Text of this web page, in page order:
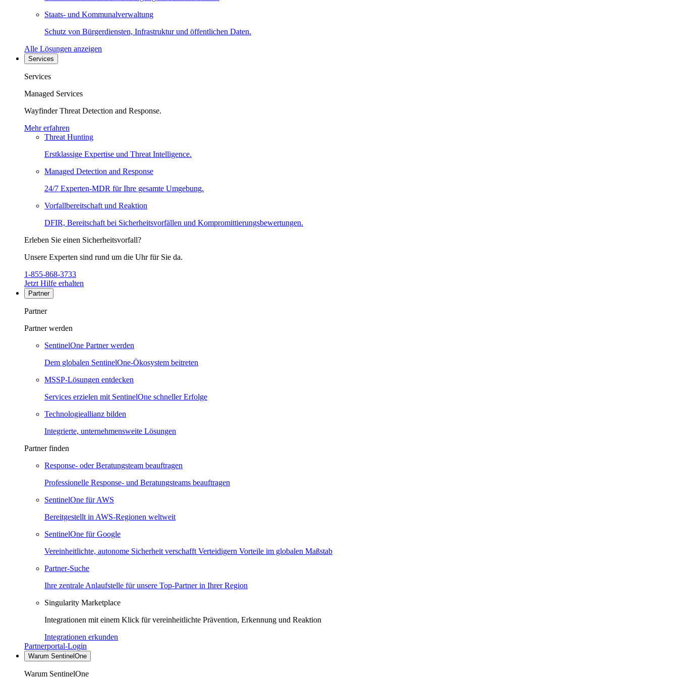
Staats- und Kommunalverwaltung
Schutz von Bürgerdiensten, Infrastruktur und öffentlichen Daten.
Alle Lösungen anzeigen
Services
Services
Managed Services
Wayfinder Threat Detection and Response.
Mehr erfahren
Threat Hunting
Erstklassige Expertise und Threat Intelligence.
Managed Detection and Response
24/7 Experten-MDR für Ihre gesamte Umgebung.
Vorfallbereitschaft und Reaktion
DFIR, Bereitschaft bei Sicherheitsvorfällen und Kompromittierungsbewertungen.
Erleben Sie einen Sicherheitsvorfall?
Unsere Experten sind rund um die Uhr für Sie da.
1-855-868-3733
Jetzt Hilfe erhalten
Partner
Partner
Partner werden
SentinelOne Partner werden
Dem globalen SentinelOne-Ökosystem beitreten
MSSP-Lösungen entdecken
Services erzielen mit SentinelOne schneller Erfolge
Technologieallianz bilden
Integrierte, unternehmensweite Lösungen
Partner finden
Response- oder Beratungsteam beauftragen
Professionelle Response- und Beratungsteams beauftragen
SentinelOne für AWS
Bereitgestellt in AWS-Regionen weltweit
SentinelOne für Google
Vereinheitlichte, autonome Sicherheit verschafft Verteidigern Vorteile im globalen Maßstab
Partner-Suche
Ihre zentrale Anlaufstelle für unsere Top-Partner in Ihrer Region
Singularity Marketplace
Integrationen mit einem Klick für vereinheitlichte Prävention, Erkennung und Reaktion
Integrationen erkunden
Partnerportal-Login
Warum SentinelOne
Warum SentinelOne